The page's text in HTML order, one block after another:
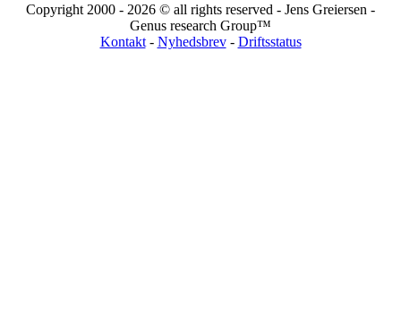
Copyright 2000 - 2026 © all rights reserved - Jens Greiersen -
Genus research Group™
Kontakt- Nyhedsbrev- Driftsstatus